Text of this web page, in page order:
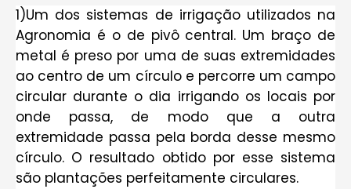
1)Um dos sistemas de irrigação utilizados na
Agronomia é o de pivô central. Um braço de
metal é preso por uma de suas extremidades
ao centro de um círculo e percorre um campo
circular durante o dia irrigando os locais por
onde passa, de modo que a outra
extremidade passa pela borda desse mesmo
círculo. O resultado obtido por esse sistema
são plantações perfeitamente circulares.